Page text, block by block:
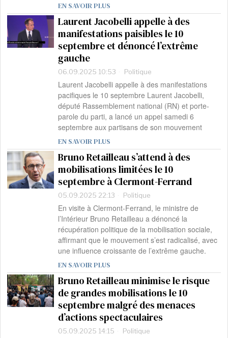
EN SAVOIR PLUS
Laurent Jacobelli appelle à des
manifestations paisibles le 10
septembre et dénoncé l’extrême
gauche
06.09.2025 10:53 Politique
Laurent Jacobelli appelle à des manifestations
pacifiques le 10 septembre Laurent Jacobelli,
député Rassemblement national (RN) et porte-
parole du parti, a lancé un appel samedi 6
septembre aux partisans de son mouvement
EN SAVOIR PLUS
Bruno Retailleau s’attend à des
mobilisations limitées le 10
septembre à Clermont-Ferrand
05.09.2025 22:13 Politique
En visite à Clermont-Ferrand, le ministre de
l’Intérieur Bruno Retailleau a dénoncé la
récupération politique de la mobilisation sociale,
affirmant que le mouvement s’est radicalisé, avec
une influence croissante de l’extrême gauche.
EN SAVOIR PLUS
Bruno Retailleau minimise le risque
de grandes mobilisations le 10
septembre malgré des menaces
d’actions spectaculaires
05.09.2025 14:15 Politique